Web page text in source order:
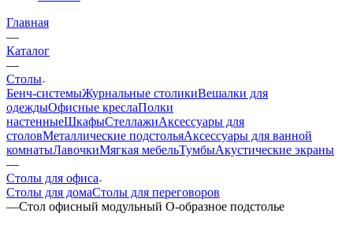
Главная
—
Каталог
—
Столы
Бенч-системыЖурнальные столикиВешалки для
одеждыОфисные креслаПолки
настенныеШкафыСтеллажиАксессуары для
столовМеталлические подстольяАксессуары для ванной
комнатыЛавочкиМягкая мебельТумбыАкустические экраны
—
Столы для офиса
Столы для домаСтолы для переговоров
—Стол офисный модульный О-образное подстолье